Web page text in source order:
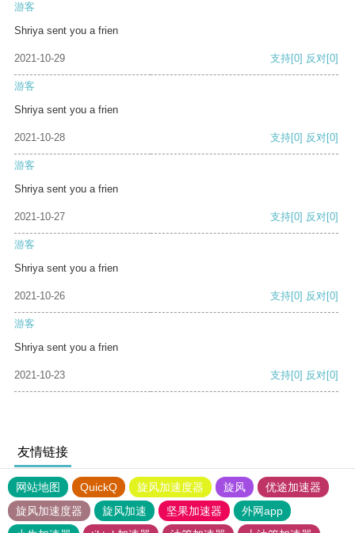
游客
Shriya sent you a frien
2021-10-29 支持[0] 反对[0]
游客
Shriya sent you a frien
2021-10-28 支持[0] 反对[0]
游客
Shriya sent you a frien
2021-10-27 支持[0] 反对[0]
游客
Shriya sent you a frien
2021-10-26 支持[0] 反对[0]
游客
Shriya sent you a frien
2021-10-23 支持[0] 反对[0]
友情链接
网站地图 QuickQ 旋风加速度器 旋风
优途加速器
旋风加速度器
旋风加速 坚果加速器
外网app